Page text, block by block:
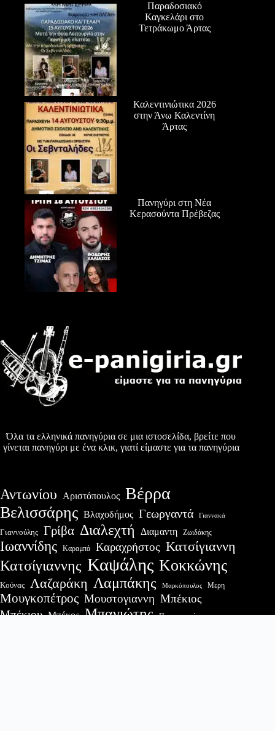
Παραδοσιακό
Καγκελάρι στο
Τετράκωμο Άρτας
Καλεντινιώτικα 2026
στην Άνω Καλεντίνη
Άρτας
Πανηγύρι στη Νέα
Κερασούντα Πρέβεζας
Όλα τα ελληνικά πανηγύρια σε μια ιστοσελίδα, βρείτε που
γίνεται πανηγύρι με ένα κλικ, γιατί είμαστε για τα πανηγύρια
Αντωνίου Αριστόπουλος Βέρρα
Βελισσάρης Βλαχοδήμος Γεωργαντά Γιαννακά
Γιαννούλης Γρίβα Διαλεχτή Διαμαντη Ζωιδάκης
Ιωαννίδης Καραμπά Καραχρήστος Κατσίγιαννη
Κατσίγιαννης Καψάλης Κοκκώνης
Κούνας Λαζαράκη Λαμπάκης Μαρκόπουλος Μερη
Μουγκοπέτρος Μουστογιαννη Μπέκιος
Μπέκιου Μπέκος Μπανιώτης Παπαγεωργίου